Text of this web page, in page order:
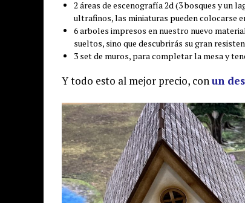
2 áreas de escenografía 2d (3 bosques y un
ultrafinos, las miniaturas pueden colocarse
6 arboles impresos en nuestro nuevo
sueltos, sino que descubrirás su gran
3 set de muros, para completar la mesa y
Y todo esto al mejor precio, conun